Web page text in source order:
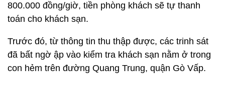
800.000 đồng/giờ, tiền phòng khách sẽ tự thanh
toán cho khách sạn.
Trước đó, từ thông tin thu thập được, các trinh sát
đã bất ngờ ập vào kiểm tra khách sạn nằm ở trong
con hẻm trên đường Quang Trung, quận Gò Vấp.